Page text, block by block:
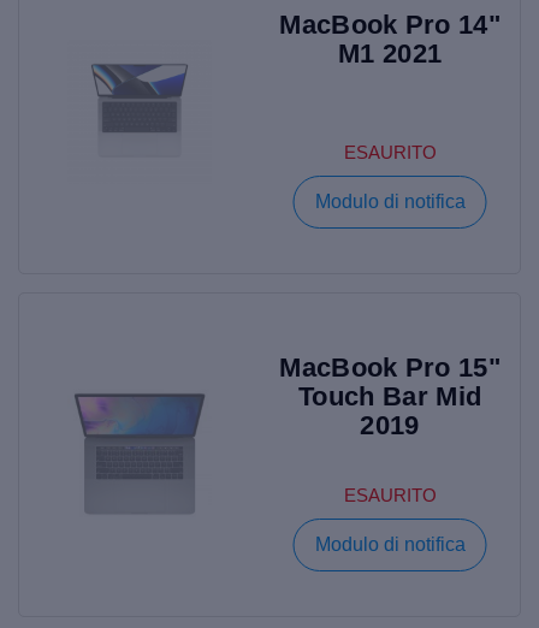
MacBook Pro 14"
M1 2021
ESAURITO
Modulo di notifica
MacBook Pro 15"
Touch Bar Mid
2019
ESAURITO
Modulo di notifica